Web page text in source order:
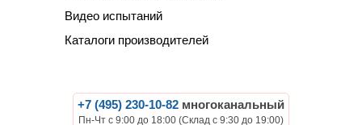
Видео испытаний
Каталоги производителей
+7 (495) 230-10-82 многоканальный
Пн-Чт с 9:00 до 18:00 (Склад с 9:30 до 19:00)